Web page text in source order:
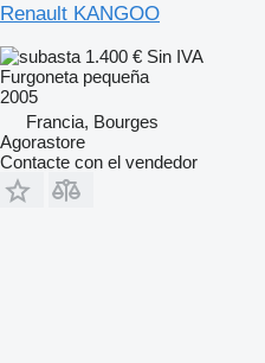
Renault KANGOO
1.400 € Sin IVA
Furgoneta pequeña
2005
Francia, Bourges
Agorastore
Contacte con el vendedor